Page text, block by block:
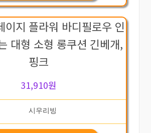
이지 플라워 바디필로우 인
대형 소형 롱쿠션 긴베개,
핑크
31,910원